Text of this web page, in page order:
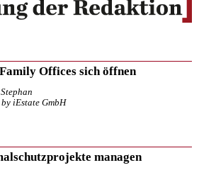
Offices sich öffnen
iEstate GmbH
managen